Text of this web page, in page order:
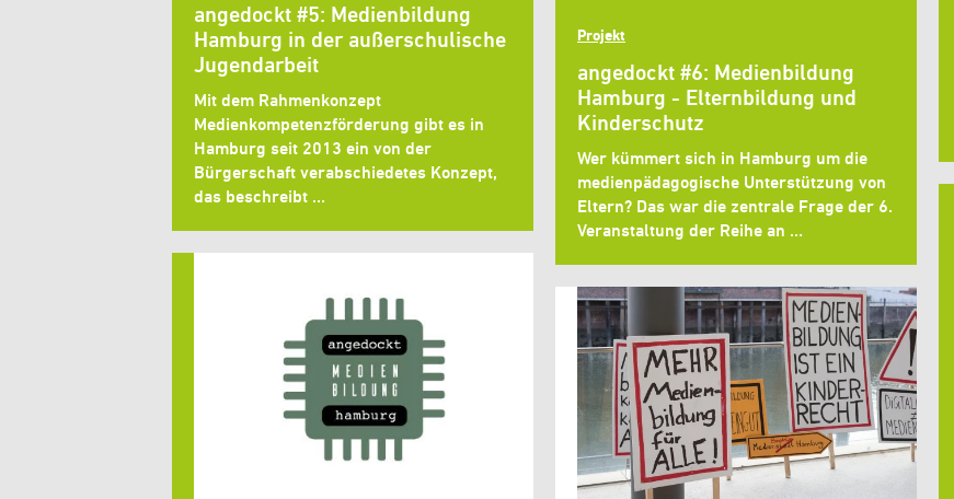
angedockt #5: Medienbildung
Hamburg in der außerschulische
Jugendarbeit
Mit dem Rahmenkonzept
Medienkompetenzförderung gibt es in
Hamburg seit 2013 ein von der
Bürgerschaft verabschiedetes Konzept,
das beschreibt …
Projekt
angedockt #6: Medienbildung
Hamburg - Elternbildung und
Kinderschutz
Wer kümmert sich in Hamburg um die
medienpädagogische Unterstützung von
Eltern? Das war die zentrale Frage der 6.
Veranstaltung der Reihe an …